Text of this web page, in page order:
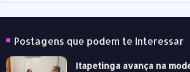
Postagens que podem te Interessar
Itapetinga avança na